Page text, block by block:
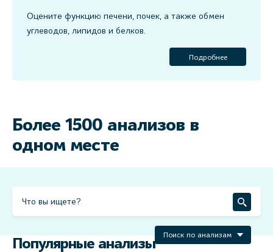
Оцените функцию печени, почек, а также обмен
углеводов, липидов и белков.
Подробнее
Более 1500 анализов в
одном месте
Поиск по анализам
Популярные анализы